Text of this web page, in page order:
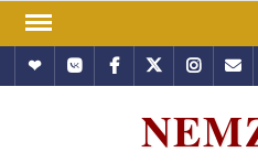
Skip
contentHundubVkontakte
Facebook
Twitter